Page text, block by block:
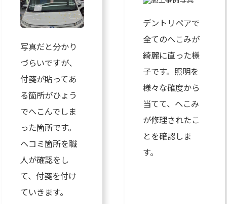
写真だと分かり
づらいですが、
付箋が貼ってあ
る箇所がひょう
でへこんでしま
った箇所です。
ヘコミ箇所を職
人が確認をし
て、付箋を付け
ていきます。
デントリペアで
全てのへこみが
綺麗に直った様
子です。照明を
様々な確度から
当てて、へこみ
が修理されたこ
とを確認しま
す。